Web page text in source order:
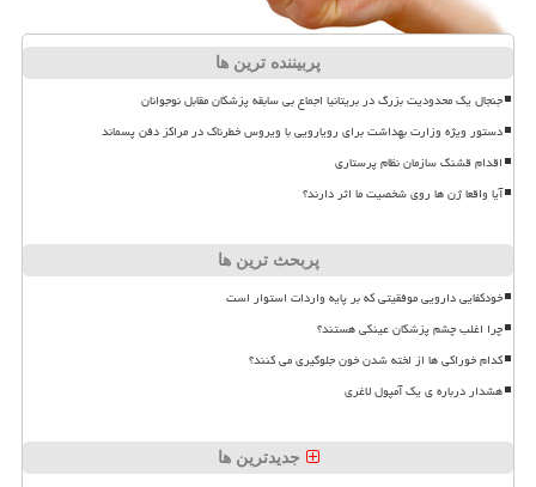
پربیننده ترین ها
جنجال یک محدودیت بزرگ در بریتانیا اجماع بی سابقه پزشکان مقابل نوجوانان
دستور ویژه وزارت بهداشت برای رویارویی با ویروس خطرناک در مراکز دفن پسماند
اقدام قشنگ سازمان نظام پرستاری
آیا واقعا ژن ها روی شخصیت ما اثر دارند؟
پربحث ترین ها
خودکفایی دارویی موفقیتی که بر پایه واردات استوار است
چرا اغلب چشم پزشکان عینکی هستند؟
کدام خوراکی ها از لخته شدن خون جلوگیری می کنند؟
هشدار درباره ی یک آمپول لاغری
جدیدترین ها